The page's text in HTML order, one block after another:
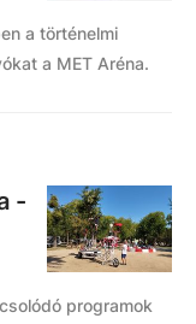
a történelmi
a MET Aréna.
-
programok